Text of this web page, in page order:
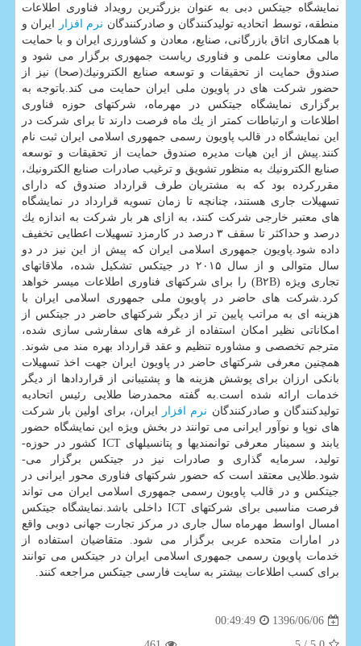
نمایشگاه جیتكس دبی به عنوان بزرگترین رویداد فناوری اطلاعات
منطقه، توسط اتحادیه تولیدكنندگان و صادركنندگان نرم افزار
ایران و
با همكاری اتاق بازرگانی، صنایع، معادن و كشاورزی ایران و با حمایت
مالی معاونت علمی و فناوری ریاست جمهوری برگزار می­ شود و
صندوق حمایت از تحقیقات و توسعه صنایع الكترونیك(صحا) نیز از
حضور شركت های در پاویون ملی ایران حمایت می كند.باتوجه به
برگزاری نمایشگاه جیتكس در مهرماه، شركت­های حوزه فناوری
اطلاعات و ارتباطات كمتر از یك ماه فرصت دارند تا برای شركت در
این نمایشگاه در قالب پاویون رسمی جمهوری اسلامی ایران ثبت­ نام
كنند.پیش از این هیات مدیره صندوق حمایت از تحقیقات و توسعه
صنایع الكترونیك به منظور تشویق و ترغیب صادرات صنایع الكترونیك،
مقرركرده بود كه به مشتریان طرف قرارداد صندوق كه دارای
تسهیلات جاری هستند، چنانچه تا زمان تسویه قرارداد در نمایشگاه
های معتبر خارجی شركت كنند، به ازای هر بار شركت به اندازه یك
درصد و حداكثر تا سقف ۳ درصد در كارمزد تسهیلات اعطایی تخفیف
داده شود.پاویون جمهوری اسلامی ایران كه پیش از این نیز در دو
سال متوالی و از سال ۲۰۱۵ در جیتكس تشكیل شده، ملاقات­های
تجاری ویژه (B۲B) را برای شركتهای فناوری اطلاعات میسر خواهد
كرد.شركت های حاضر در پاویون ملی جمهوری اسلامی ایران با
هزینه ای به مراتب پایین­ تر از دیگر شركت­های حاضر در جیتكس از
امكاناتی نظیر امكان استفاده از غرفه­ های سفارشی سازی شده،
مترجم تخصصی و مشاوره تنظیم و عقد قرارداد بهره­ مند می­ شوند.
همچنین معرفی شركت­های حاضر در پاویون ایران جهت اخذ تسهیلات
بانكی ارزان برای پوشش هزینه ها و پشتیبانی از قراردادها از دیگر
خدمات ارائه شده است.به گفته محمدرضا طلایی رئیس اتحادیه
تولیدكنندگان و صادركنندگان نرم افزار
ایران، برای اولین بار شركت
های نوپا و نوآور ایرانی می توانند در بخش ویژه این نمایشگاه حضور
یابند و سمینار معرفی توانمندی­ها و پتانسیل­های ICT كشور در حوزه­
تولید، سرمایه­ گذاری و صادرات نیز در جیتكس برگزار می­
شود.طلایی معتقد است كه حضور شركت­های فناوری محور ایرانی در
جیتكس و در قالب پاویون رسمی جمهوری اسلامی ایران می­ تواند
فرصت مناسبی برای شركت­های ICT داخلی باشد.نمایشگاه جیتكس
امسال اواسط مهرماه سال جاری در مركز تجارت جهانی دوبی واقع
در امارات متحده عربی برگزار می ­شود. متقاضیان استفاده از
خدمات پاویون رسمی جمهوری اسلامی ایران در جیتكس می­ توانند
برای كسب اطلاعات بیشتر به سایت فارسی جیتكس مراجعه كنند.
1396/06/06
00:49:49